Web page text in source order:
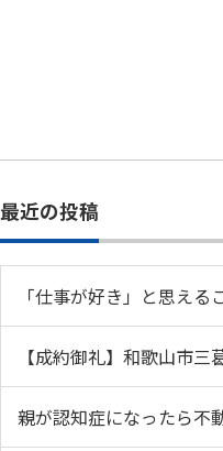
最近の投稿
「仕事が好き」と思える
【成約御礼】和歌山市
親が認知症になったら不